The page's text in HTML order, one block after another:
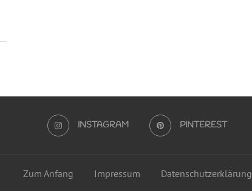
INSTAGRAM PINTEREST
Zum Anfang Impressum Datenschutzerklärung